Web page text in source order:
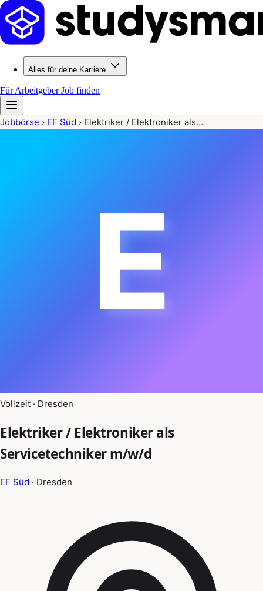
Alles für deine Karriere
Für ArbeitgeberJob finden
Jobbörse › EF Süd › Elektriker / Elektroniker als…
E
Vollzeit · Dresden
Elektriker / Elektroniker als
Servicetechniker m/w/d
EF Süd · Dresden